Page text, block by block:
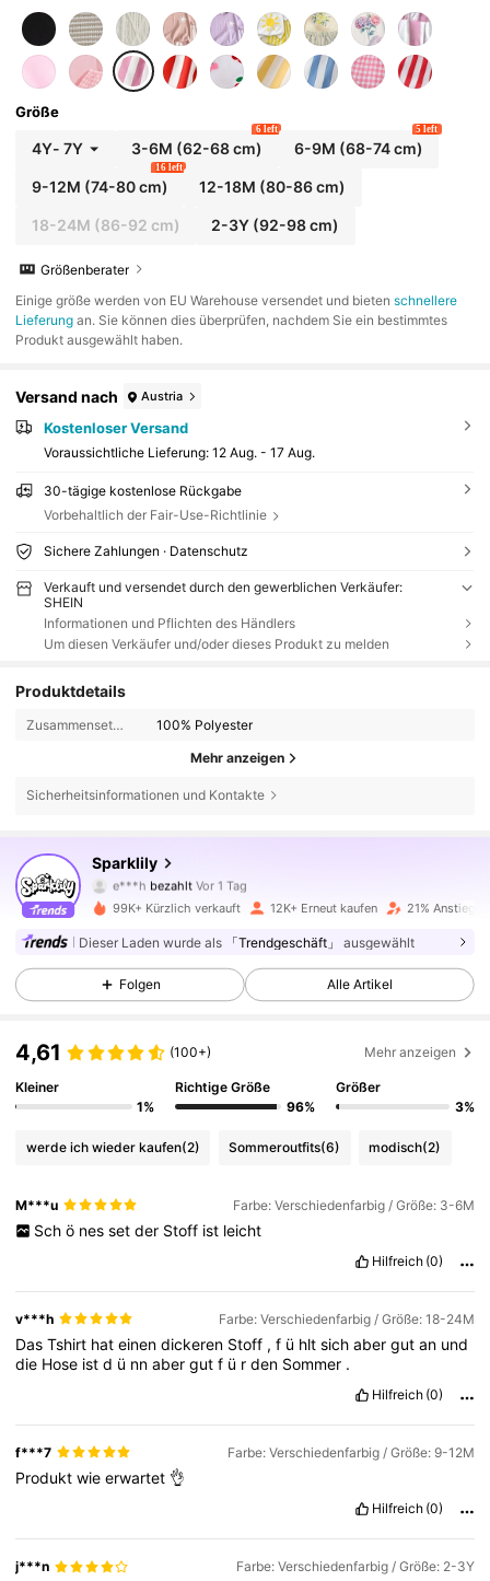
Größe
4Y- 7Y 3-6M (62-68 cm)
6 left
6-9M (68-74 cm)
5 left
9-12M (74-80 cm)
16 left
12-18M (80-86 cm)
18-24M (86-92 cm) 2-3Y (92-98 cm)
Größenberater
​Einige größe werden von EU Warehouse versendet und bietenschnellere
Lieferung an. Sie können dies überprüfen, nachdem Sie ein bestimmtes
Produkt ausgewählt haben.
Versand nach Austria
Kostenloser Versand
Voraussichtliche Lieferung: 12 Aug. - 17 Aug.
30-tägige kostenlose Rückgabe
Vorbehaltlich der Fair-Use-Richtlinie
Sichere Zahlungen · Datenschutz
Verkauft und versendet durch den gewerblichen Verkäufer:
SHEIN
Informationen und Pflichten des Händlers
Um diesen Verkäufer und/oder dieses Produkt zu melden
Produktdetails
Zusammensetzung: 100% Polyester
Mehr anzeigen
Sicherheitsinformationen und Kontakte
Sparklily
e***hbezahlt
i***4istVor 5 Stundengefolgt
18K Follower
4,82 18K Follower
4,82
4,82 18K Follower
4,82 18K Follower
99K+ Kürzlich verkauft 12K+ Erneut kaufen 21% Anstieg
Dieser Laden wurde als 「Trendgeschäft」 ausgewählt
Folgen Alle Artikel
4,61 (100+) Mehr anzeigen
Kleiner
1%
Richtige Größe
96%
Größer
3%
werde ich wieder kaufen(2) Sommeroutfits(6) modisch(2)
M***u Farbe: Verschiedenfarbig / Größe: 3-6M
Sch ö nes set der Stoff ist leicht
Hilfreich (0)
v***h Farbe: Verschiedenfarbig / Größe: 18-24M
DasTshirt hateinendickeren Stoff ,f ü hltsichabergutan und
die Hose istd ü nnabergutf ü rden Sommer .
Hilfreich (0)
f***7 Farbe: Verschiedenfarbig / Größe: 9-12M
Produktwieerwartet 👌
Hilfreich (0)
j***n Farbe: Verschiedenfarbig / Größe: 2-3Y